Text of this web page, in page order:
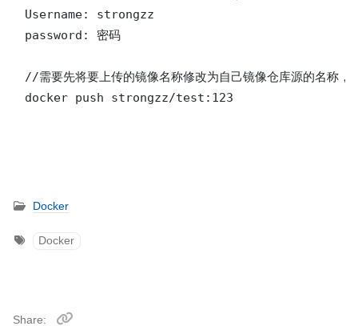
Username: strongzz
password: 密码
//需要先将要上传的镜像名称修改为自己镜像仓库源的名称，
Docker
Docker
Share